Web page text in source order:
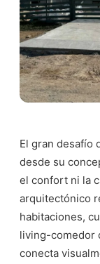
El gran desafío
desde su
el confort ni la
arquitectónico
habitaciones,
living-comedor
conecta